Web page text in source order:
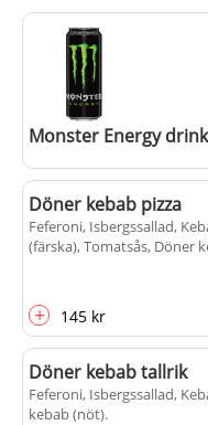
Monster Energy
+ 30 kr
Döner kebab pizza
Feferoni, Isbergssallad,
(färska), Tomatsås, Döner
+ 145 kr
Döner kebab tallrik
Feferoni, Isbergssallad,
kebab (nöt).